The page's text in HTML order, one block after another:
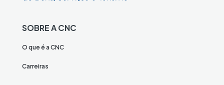
SOBRE A CNC
O que é a CNC
Carreiras